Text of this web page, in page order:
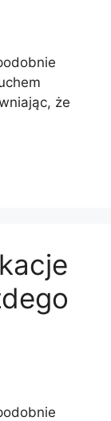
że